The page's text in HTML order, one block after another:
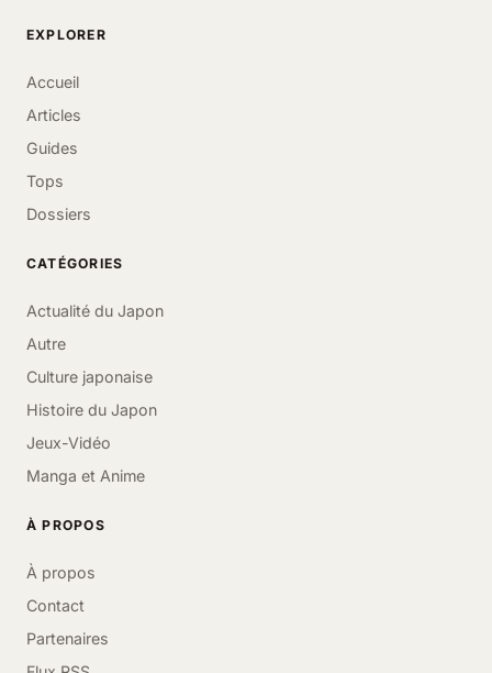
EXPLORER
Accueil
Articles
Guides
Tops
Dossiers
CATÉGORIES
Actualité du Japon
Autre
Culture japonaise
Histoire du Japon
Jeux-Vidéo
Manga et Anime
À PROPOS
À propos
Contact
Partenaires